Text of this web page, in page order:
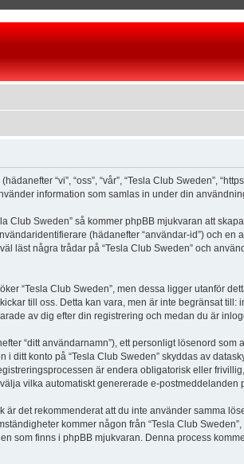
“vi”, “oss”, “vår”, “Tesla Club Sweden”,
information som samlas in under din
Club Sweden” så kommer phpBB mjukvaran att
(hädanefter “användar-id”) och en
läst några trådar på “Tesla Club Sweden” och
“Tesla Club Sweden”, men dessa ligger utanför
till oss. Detta kan vara, men är inte begränsat
av dig efter din registrering och medan du är
“ditt användarnamn”), ett personligt lösenord
ditt konto på “Tesla Club Sweden” skyddas av
är endera obligatorisk eller
vilka automatiskt genererade e-
är det rekommenderat att du inte använder samma
kommer någon från “Tesla Club
som finns i phpBB mjukvaran. Denna process